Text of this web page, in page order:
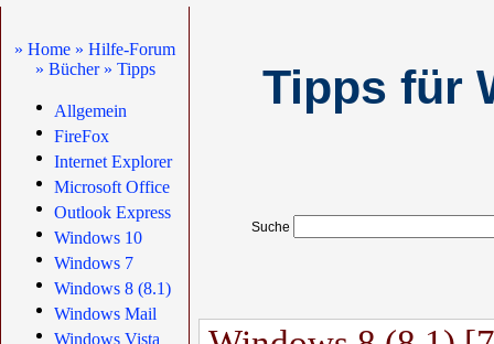
» Home » Hilfe-Forum
» Bücher » Tipps
Allgemein
FireFox
Internet Explorer
Microsoft Office
Outlook Express
Windows 10
Windows 7
Windows 8 (8.1)
Windows Mail
Windows Vista
Tipps für
Suche